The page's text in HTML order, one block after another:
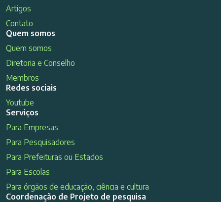
Artigos
Contato
Quem somos
Quem somos
Diretoria e Conselho
Membros
Redes sociais
Youtube
Serviços
Para Empresas
Para Pesquisadores
Para Prefeituras ou Estados
Para Escolas
Para órgãos de educação, ciência e cultura
Coordenação de Projeto de pesquisa